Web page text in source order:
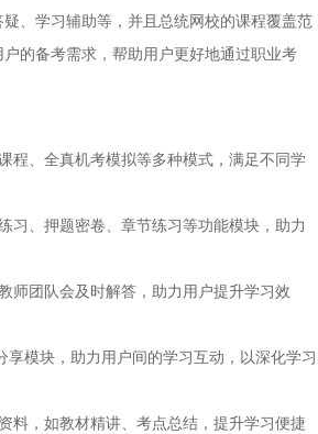
、学习辅助等，并且总统网校的课程覆盖范
的备考需求，帮助用户更好地通过职业考
程、全真机考模拟等多种模式，满足不同学
习、押题密卷、章节练习等功能模块，助力
师团队会及时解答，助力用户提升学习效
享模块，助力用户间的学习互动，以深化学习
料，如教材精讲、考点总结，提升学习便捷